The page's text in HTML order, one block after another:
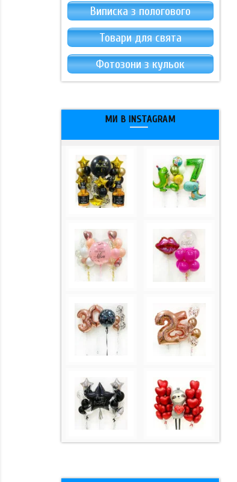
Виписка з пологового
Товари для свята
Фотозони з кульок
МИ В INSTAGRAM